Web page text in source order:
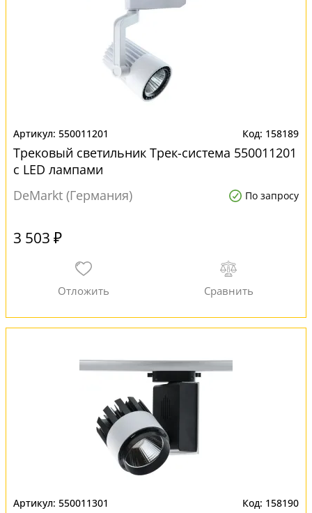
550011201 158189
Трековый светильник Трек-система 550011201
с LED лампами
DeMarkt (Германия)
По запросу
3 503 ₽
550011301 158190